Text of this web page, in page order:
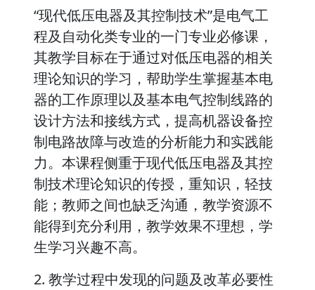
“现代低压电器及其控制技术”是电气工
程及自动化类专业的一门专业必修课，
其教学目标在于通过对低压电器的相关
理论知识的学习，帮助学生掌握基本电
器的工作原理以及基本电气控制线路的
设计方法和接线方式，提高机器设备控
制电路故障与改造的分析能力和实践能
力。本课程侧重于现代低压电器及其控
制技术理论知识的传授，重知识，轻技
能；教师之间也缺乏沟通，教学资源不
能得到充分利用，教学效果不理想，学
生学习兴趣不高。
2. 教学过程中发现的问题及改革必要性